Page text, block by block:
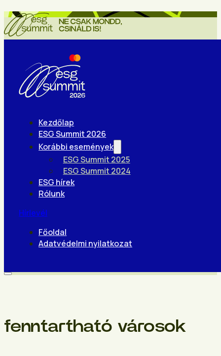
Kezdőlap
ESG Summit 2026
Korábbi események
ESG Summit 2025
ESG Summit 2024
ESG hírek
Rólunk
Hírlevél
Főoldal
Adatvédelmi nyilatkozat
fenntartható városok